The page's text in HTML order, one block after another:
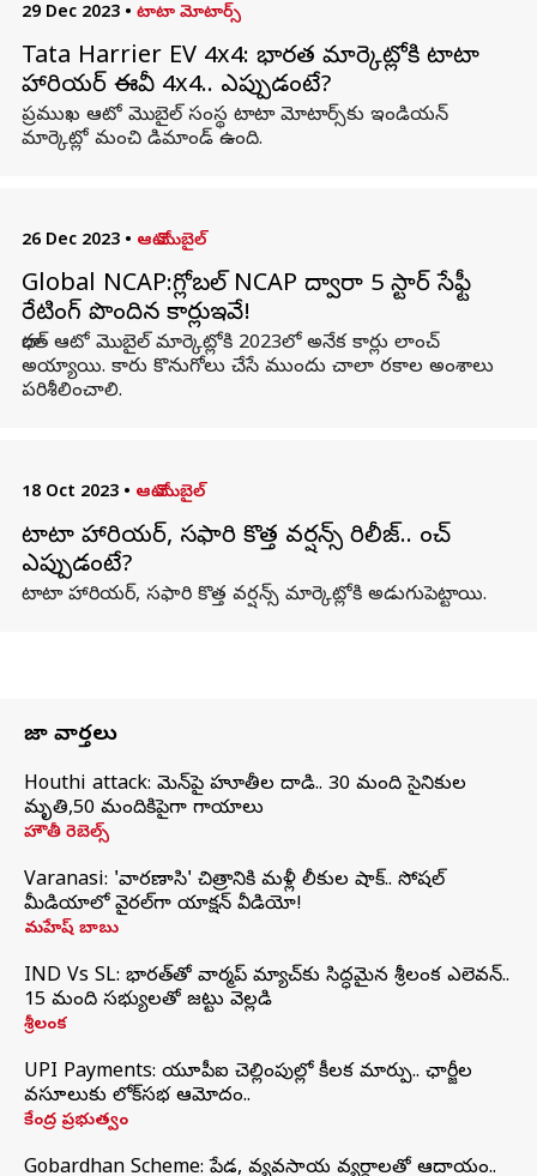
29 Dec 2023 • టాటా మోటార్స్
Tata Harrier EV 4x4: భారత మార్కెట్లోకి టాటా
హారియర్ ఈవీ 4x4.. ఎప్పుడంటే?
ప్రముఖ ఆటో మొబైల్ సంస్థ టాటా మోటార్స్‌కు ఇండియన్
మార్కెట్లో మంచి డిమాండ్ ఉంది.
26 Dec 2023 • ఆటో మొబైల్
Global NCAP:గ్లోబల్ NCAP ద్వారా 5 స్టార్ సేఫ్టీ
రేటింగ్ పొందిన కార్లుఇవే!
భారత్ ఆటో మొబైల్ మార్కెట్లోకి 2023లో అనేక కార్లు లాంచ్
అయ్యాయి. కారు కొనుగోలు చేసే ముందు చాలా రకాల అంశాలు
పరిశీలించాలి.
18 Oct 2023 • ఆటో మొబైల్
టాటా హారియర్, సఫారి కొత్త వర్షన్స్ రిలీజ్.. లాంచ్
ఎప్పుడంటే?
టాటా హారియర్, సఫారి కొత్త వర్షన్స్ మార్కెట్లోకి అడుగుపెట్టాయి.
తాజా వార్తలు
Houthi attack: యెమెన్‌పై హూతీల దాడి.. 30 మంది సైనికుల
మృతి,50 మందికిపైగా గాయాలు
హౌతీ రెబెల్స్
Varanasi: 'వారణాసి' చిత్రానికి మళ్లీ లీకుల షాక్.. సోషల్
మీడియాలో వైరల్‌గా యాక్షన్ వీడియో!
మహేష్ బాబు
IND Vs SL: భారత్‌తో వార్మప్‌ మ్యాచ్‌కు సిద్ధమైన శ్రీలంక ఎలెవన్..
15 మంది సభ్యులతో జట్టు వెల్లడి
శ్రీలంక
UPI Payments: యూపీఐ చెల్లింపుల్లో కీలక మార్పు.. ఛార్జీల
వసూలుకు లోక్‌సభ ఆమోదం..
కేంద్ర ప్రభుత్వం
Gobardhan Scheme: పేడ, వ్యవసాయ వ్యర్థాలతో ఆదాయం..